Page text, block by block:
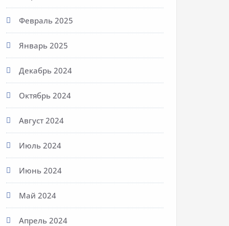
Февраль 2025
Январь 2025
Декабрь 2024
Октябрь 2024
Август 2024
Июль 2024
Июнь 2024
Май 2024
Апрель 2024